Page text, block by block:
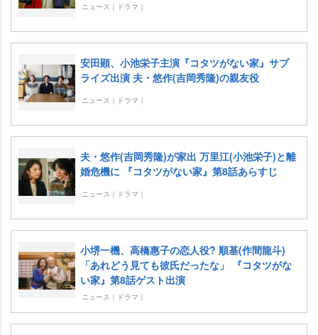
ニュース｜ドラマ｜
安田顕、小池栄子主演『コタツがない家』サプ
ライズ出演 夫・悠作(吉岡秀隆)の親友役
ニュース｜ドラマ｜
夫・悠作(吉岡秀隆)が家出 万里江(小池栄子)と離
婚危機に 『コタツがない家』第8話あらすじ
ニュース｜ドラマ｜
小堺一機、高橋惠子の恋人役? 順基(作間龍斗)
「あれどう見ても彼氏だったな」 『コタツがな
い家』第8話ゲスト出演
ニュース｜ドラマ｜